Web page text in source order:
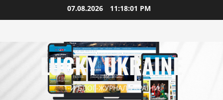
до
07.08.2026 11:18:02 PM
LUCKY UKRAINE
1-Й БЛОГ-ЖУРНАЛ УКРАЇНИ